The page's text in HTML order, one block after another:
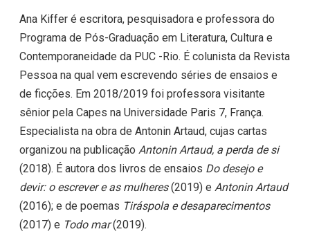
Ana Kiffer é escritora, pesquisadora e professora do
Programa de Pós-Graduação em Literatura, Cultura e
Contemporaneidade da PUC -Rio. É colunista da Revista
Pessoa na qual vem escrevendo séries de ensaios e
de ficções. Em 2018/2019 foi professora visitante
sênior pela Capes na Universidade Paris 7, França.
Especialista na obra de Antonin Artaud, cujas cartas
organizou na publicação Antonin Artaud, a perda de si
(2018). É autora dos livros de ensaios Do desejo e
devir: o escrever e as mulheres(2019) e Antonin Artaud
(2016); e de poemas Tiráspola e desaparecimentos
(2017) e Todo mar(2019).